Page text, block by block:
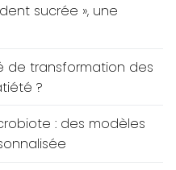
sucrée », une
de transformation des
?
: des modèles